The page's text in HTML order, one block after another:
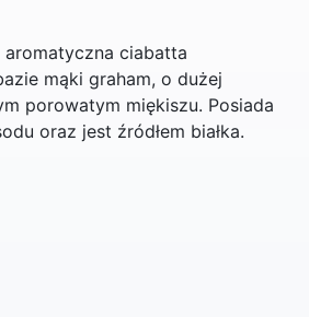
ciabatta
mąki graham, o dużej
porowatym miękiszu. Posiada
oraz jest źródłem białka.